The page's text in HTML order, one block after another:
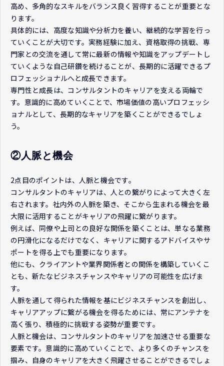
高め、多角的なスキルをバランス良く習得することが重要とな
ります。
具体的には、高度な知識や分析力を養い、継続的な学習を行っ
ていくことが大切です。実務経験に加え、資格取得の挑戦、専
門家との交流を通して常に最新の情報や知識をアップデートし
ていくような自己研鑽を続けることが、長期的に活躍できるプ
ロフェッショナルへと成長できます。
専門性と成長は、コンサルタントのキャリアを支える両輪で
す。意識的に高めていくことで、市場価値の高いプロフェッシ
ョナルとして、長期的なキャリアを築くことができるでしょ
う。
②人脈と機会
2点目のポイントは、人脈と機会です。
コンサルタントのキャリアは、人との繋がりによって大きく左
右されます。社内外の人脈を築き、そこから生まれる機会を最
大限に活用することがキャリアの飛躍に繋がります。
例えば、同僚や上司との良好な関係を築くことは、単なる業務
の円滑化になるだけでなく、キャリアに関するアドバイスやサ
ポートを得る上でも重要になります。
他にも、クライアントや業界関係者との関係を構築していくこ
とも、新たなビジネスチャンスやキャリアの可能性を広げま
す。
人脈を通して得られた情報を基にビジネスチャンスを創出し、
キャリアアップに繋がる機会を得るためには、常にアンテナを
高く張り、積極的に挑戦する姿勢が重要です。
人脈と機会は、コンサルタントのキャリアを加速させる重要な
要素です。意識的に高めていくことで、より多くのチャンスを
掴み、自身のキャリアを大きく飛躍させることができるでしょ